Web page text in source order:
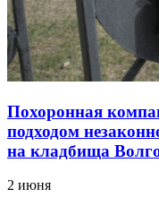
Похоронная
подходом
на кладбища
2 июня